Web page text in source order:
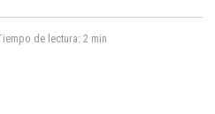
de lectura: 2 min